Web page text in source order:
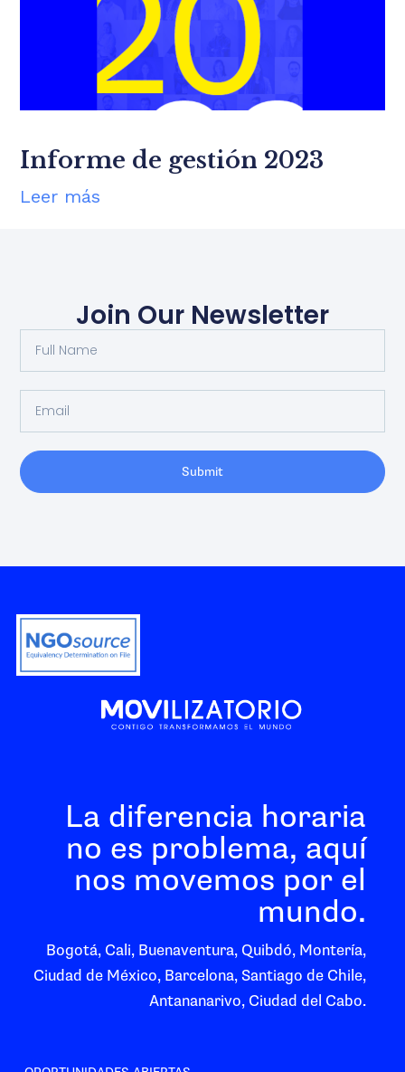
Informe de gestión 2023
Leer más
Join Our Newsletter
Submit
La diferencia horaria
no es problema, aquí
nos movemos por el
mundo.
Bogotá, Cali, Buenaventura, Quibdó, Montería,
Ciudad de México, Barcelona, Santiago de Chile,
Antananarivo, Ciudad del Cabo.